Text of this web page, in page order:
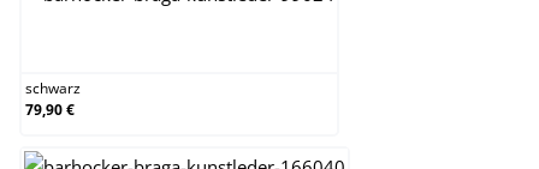
schwarz
79,90 €